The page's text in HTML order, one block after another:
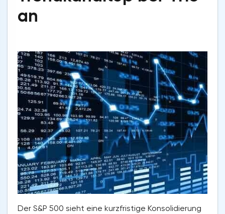
an
Der S&P 500 sieht eine kurzfristige Konsolidierung